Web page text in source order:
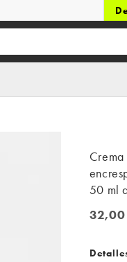
50 ml
32,00 €